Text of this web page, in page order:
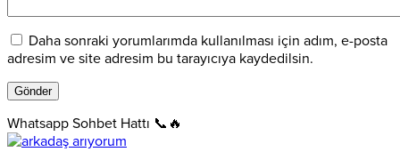
Daha sonraki yorumlarımda kullanılması için adım, e-posta
adresim ve site adresim bu tarayıcıya kaydedilsin.
Whatsapp Sohbet Hattı 📞🔥